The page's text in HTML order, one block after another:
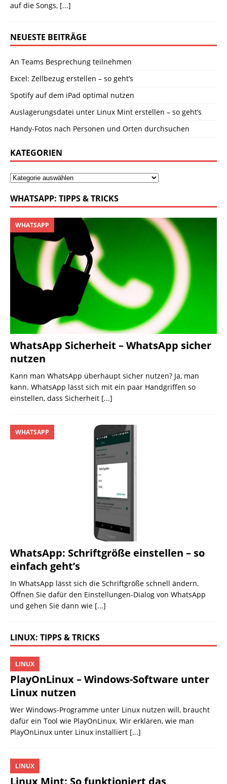
auf die Songs, [...]
NEUESTE BEITRÄGE
An Teams Besprechung teilnehmen
Excel: Zellbezug erstellen – so geht’s
Spotify auf dem iPad optimal nutzen
Auslagerungsdatei unter Linux Mint erstellen – so geht’s
Handy-Fotos nach Personen und Orten durchsuchen
KATEGORIEN
WHATSAPP: TIPPS & TRICKS
WhatsApp Sicherheit – WhatsApp sicher
nutzen
WHATSAPP
Kann man WhatsApp überhaupt sicher nutzen? Ja, man
kann. WhatsApp lässt sich mit ein paar Handgriffen so
einstellen, dass Sicherheit [...]
WhatsApp: Schriftgröße einstellen – so
einfach geht’s
WHATSAPP
In WhatsApp lässt sich die Schriftgröße schnell ändern.
Öffnen Sie dafür den Einstellungen-Dialog von WhatsApp
und gehen Sie dann wie [...]
LINUX: TIPPS & TRICKS
PlayOnLinux – Windows-Software unter
Linux nutzen
LINUX
Wer Windows-Programme unter Linux nutzen will, braucht
dafür ein Tool wie PlayOnLinux. Wir erklären, wie man
PlayOnLinux unter Linux installiert [...]
Linux Mint: So funktioniert das
LINUX